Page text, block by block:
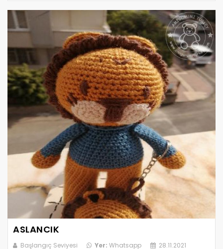
ASLANCIK
Başlangıç Seviyesi Yer: Whatsapp 28.11.2021